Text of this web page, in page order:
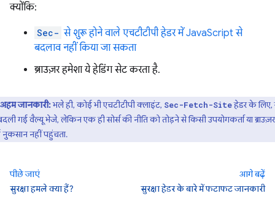
क्योंकि:
Sec- से शुरू होने वाले एचटीटीपी हेडर में JavaScript से
बदलाव नहीं किया जा सकता
ब्राउज़र हमेशा ये हेडिंग सेट करता है.
अहम जानकारी:भले ही, कोई भी एचटीटीपी क्लाइंट, Sec-Fetch-Siteहेडर के लिए,
गई वैल्यू भेजे, लेकिन एक ही सोर्स की नीति को तोड़ने से किसी उपयोगकर्ता या
नहीं पहुंचता.
पीछे जाएं
सुरक्षा हमले क्या हैं?
आगे बढ़ें
सुरक्षा हेडर के बारे में फटाफट जानकारी